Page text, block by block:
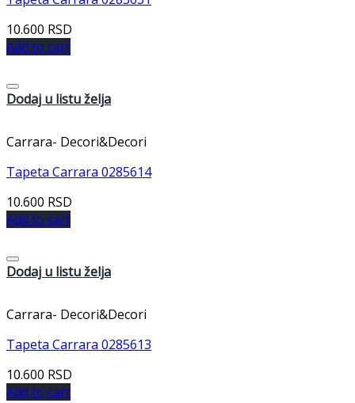
10.600 RSD
Add to cart
Dodaj u listu želja
Carrara- Decori&Decori
Tapeta Carrara 0285614
10.600 RSD
Add to cart
Dodaj u listu želja
Carrara- Decori&Decori
Tapeta Carrara 0285613
10.600 RSD
Add to cart